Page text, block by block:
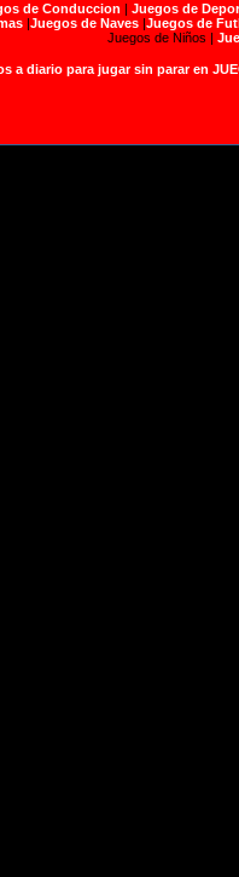
de Conduccion | Juegos de
|Juegos de Naves|Juegos de
Juegos de Niños |
a diario para jugar sin parar en